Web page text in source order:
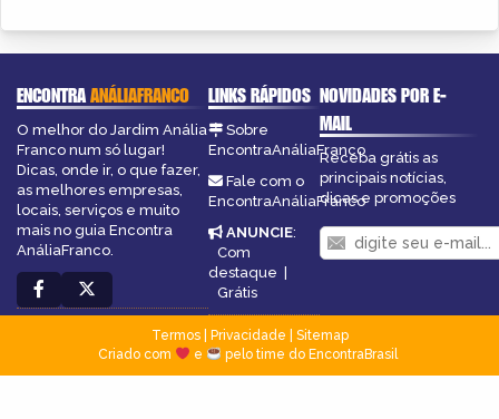
ENCONTRAANÁLIAFRANCO
O melhor do Jardim Anália
Franco num só lugar!
Dicas, onde ir, o que fazer,
as melhores empresas,
locais, serviços e muito
mais no guia Encontra
AnáliaFranco.
LINKS RÁPIDOS
Sobre
EncontraAnáliaFranco
Fale com o
EncontraAnáliaFranco
ANUNCIE:
Com
destaque |
Grátis
NOVIDADES POR E-
MAIL
Receba grátis as
principais notícias,
dicas e promoções
Termos| Privacidade
Sitemap
Criado com
e pelo time do EncontraBrasil